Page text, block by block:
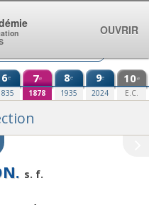
6e 7e
1878
8e
1935
9e
2024
10e
E.C.
s. f.
OUVRIR